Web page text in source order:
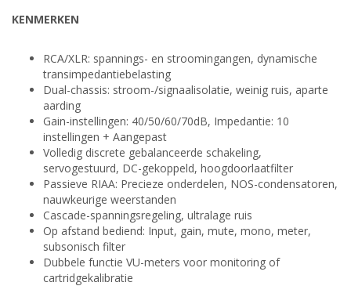
KENMERKEN
RCA/XLR: spannings- en stroomingangen, dynamische
transimpedantiebelasting
Dual-chassis: stroom-/signaalisolatie, weinig ruis, aparte
aarding
Gain-instellingen: 40/50/60/70dB, Impedantie: 10
instellingen + Aangepast
Volledig discrete gebalanceerde schakeling,
servogestuurd, DC-gekoppeld, hoogdoorlaatfilter
Passieve RIAA: Precieze onderdelen, NOS-condensatoren,
nauwkeurige weerstanden
Cascade-spanningsregeling, ultralage ruis
Op afstand bediend: Input, gain, mute, mono, meter,
subsonisch filter
Dubbele functie VU-meters voor monitoring of
cartridgekalibratie